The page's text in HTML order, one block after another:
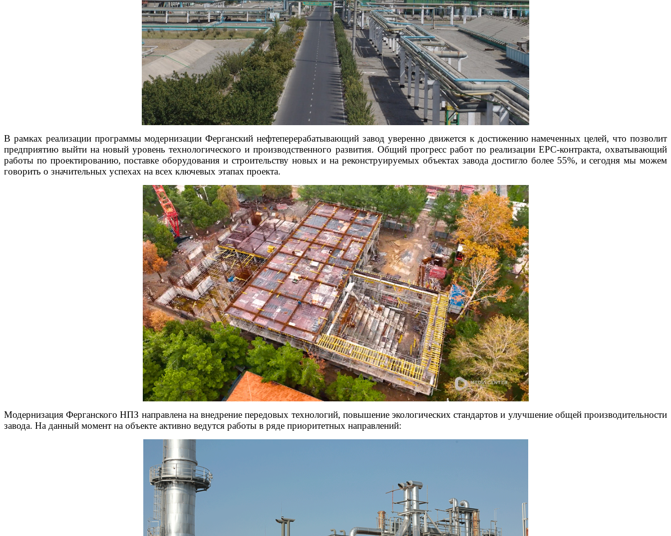
В рамках реализации программы модернизации Ферганский нефтеперерабатывающий завод уверенно движется к достижению намеченных целей, что позволит
предприятию выйти на новый уровень технологического и производственного развития. Общий прогресс работ по реализации EPC-контракта, охватывающий
работы по проектированию, поставке оборудования и строительству новых и на реконструируемых объектах завода достигло более 55%, и сегодня мы можем
говорить о значительных успехах на всех ключевых этапах проекта.
Модернизация Ферганского НПЗ направлена на внедрение передовых технологий, повышение экологических стандартов и улучшение общей производительности
завода. На данный момент на объекте активно ведутся работы в ряде приоритетных направлений: